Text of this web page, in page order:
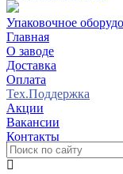
Упаковочное
Главная
О заводе
Доставка
Оплата
Тех.Поддержка
Акции
Вакансии
Контакты